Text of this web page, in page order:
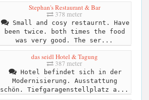
Stephan's Restaurant & Bar
378 meter
Small and cosy restaurnt. Have
been twice. both times the food
was very good. The ser...
das seidl Hotel & Tagung
387 meter
Hotel befindet sich in der
Modernisierung. Ausstattung
schön. Tiefgaragenstellplatz a...